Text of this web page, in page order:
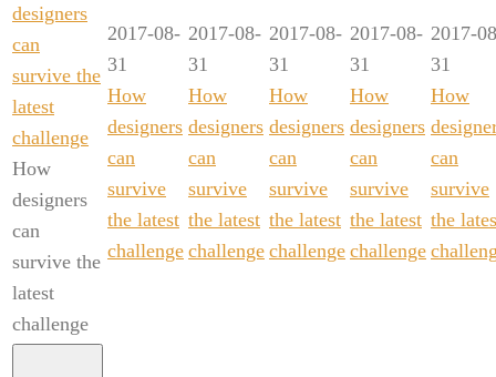
designers
can
survive the
latest
challenge
How
designers
can
survive the
latest
challenge
2017-08-
31
How
designers
can
survive
the latest
challenge
2017-08-
31
How
designers
can
survive
the latest
challenge
2017-08-
31
How
designers
can
survive
the latest
challenge
2017-08-
31
How
designers
can
survive
the latest
challenge
2017-
31
How
can
survive
the